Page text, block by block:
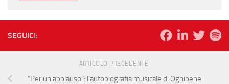
SEGUICI:
ARTICOLO PRECEDENTE
“Per un applauso”: l’autobiografia musicale di Ognibene